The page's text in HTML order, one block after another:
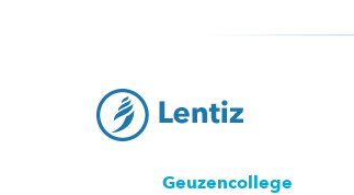
Geuzencollege